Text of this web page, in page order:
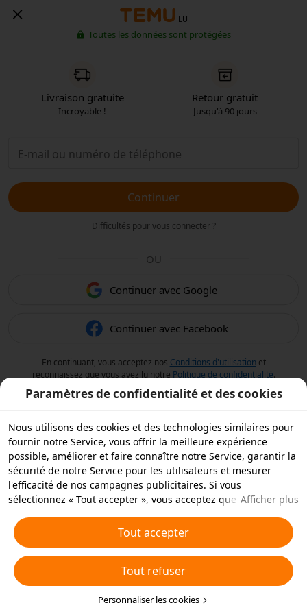
LU
Toutes les données sont protégées
Livraison gratuite
Incroyable !
Retour gratuit
Jusqu'à 90 jours
Continuer
Difficultés pour vous connecter ?
OU
Continuer avec Google
Continuer avec Facebook
En continuant, vous acceptez nos Conditions d'utilisation et
reconnaissez que vous avez lu notre Politique de confidentialité.
Paramètres de confidentialité et des cookies
Nous utilisons des cookies et des technologies similaires pour
fournir notre Service, vous offrir la meilleure expérience
possible, améliorer et faire connaître notre Service, garantir la
sécurité de notre Service pour les utilisateurs et mesurer
l'efficacité de nos campagnes publicitaires. Si vous
sélectionnez « Tout accepter », vous acceptez que nous et nos
similaires sur votre appareil à des fins publicitaires. Vous
pouvez aussi « rejeter tous » les cookies non essentiels ou
choisir les types de cookies que vous souhaitez accepter ou
rejeter à tout moment dans vos paramètres de confidentialité
ou en cliquant sur « Personnaliser les cookies » ci-dessous.
Pour plus de détails, consultez notrePolitique relative aux
Afficher plus
Tout accepter
Tout refuser
Personnaliser les cookies